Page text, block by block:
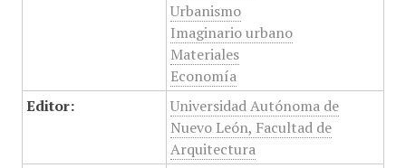
Urbanismo
Imaginario urbano
Materiales
Economía
Editor:
Universidad Autónoma de
Nuevo León, Facultad de
Arquitectura